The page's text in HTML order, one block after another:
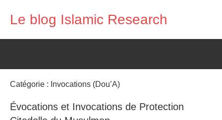
Le blog Islamic Research
Catégorie : Invocations (Dou’A)
Évocations et Invocations de Protection